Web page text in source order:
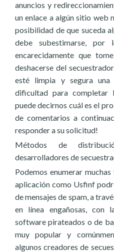
anuncios y
un enlace a algún sitio web
posibilidad de que suceda
debe subestimarse, por
encarecidamente que
deshacerse del
esté limpia y segura
dificultad para completar
puede decirnos cuál es el
de comentarios a
responder a su solicitud!
Métodos de
desarrolladores de
Podemos enumerar
aplicación como Usfinf
de mensajes de spam, a
en línea engañosas, con
software pirateados o de
muy popular y
algunos creadores de